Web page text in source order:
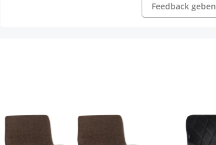
Feedback geben